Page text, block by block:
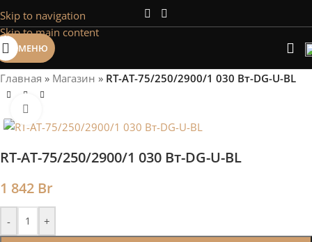
Skip to navigation
Skip to main content
Сэкономим Ваше время на подбор
Рассчитаем мощность | Предложим от 3х вариантов | В
наличии и под заказ
Скидки от 5%
МЕНЮ
Главная » Магазин » RT-AT-75/250/2900/1 030 Вт-DG-U-BL
RT-AT-75/250/2900/1 030 Вт-DG-U-BL
1 842 Br
- +